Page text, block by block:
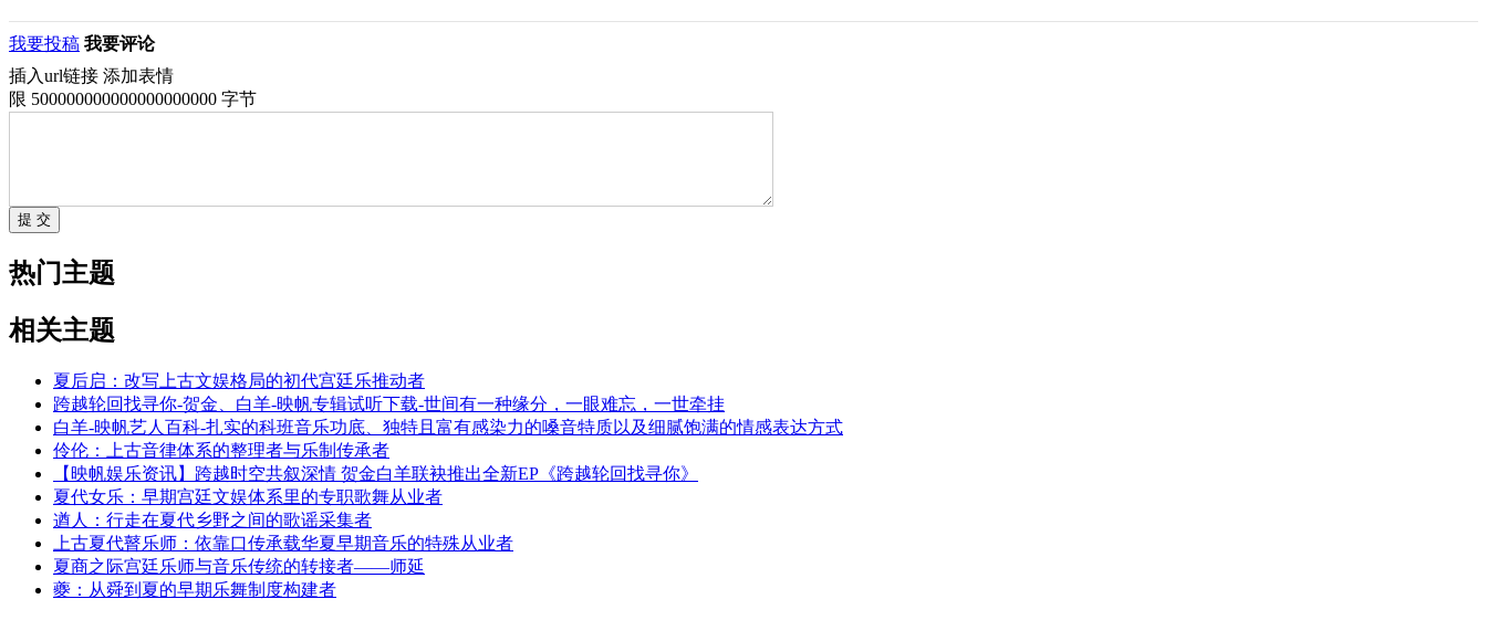
我要投稿 我要评论
插入url链接 添加表情
限 500000000000000000000 字节
热门主题
相关主题
夏后启：改写上古文娱格局的初代宫廷乐推动者
跨越轮回找寻你-贺金、白羊-映帆专辑试听下载-世间有一种缘分，一眼难忘，一世牵挂
白羊-映帆艺人百科-扎实的科班音乐功底、独特且富有感染力的嗓音特质以及细腻饱满的情感表达方式
伶伦：上古音律体系的整理者与乐制传承者
【映帆娱乐资讯】跨越时空共叙深情 贺金白羊联袂推出全新EP《跨越轮回找寻你》
夏代女乐：早期宫廷文娱体系里的专职歌舞从业者
遒人：行走在夏代乡野之间的歌谣采集者
上古夏代瞽乐师：依靠口传承载华夏早期音乐的特殊从业者
夏商之际宫廷乐师与音乐传统的转接者——师延
夔：从舜到夏的早期乐舞制度构建者